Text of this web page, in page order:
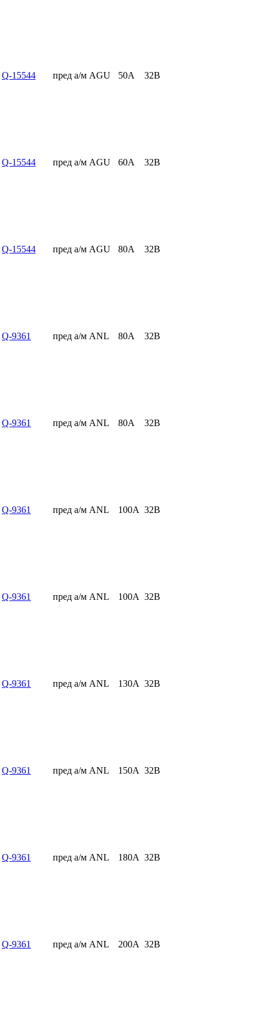
Q-15544 пред а/м AGU 50А 32В
Q-15544 пред а/м AGU 60А 32В
Q-15544 пред а/м AGU 80А 32В
Q-9361 пред а/м ANL 80А 32В
Q-9361 пред а/м ANL 80А 32В
Q-9361 пред а/м ANL 100А 32В
Q-9361 пред а/м ANL 100А 32В
Q-9361 пред а/м ANL 130А 32В
Q-9361 пред а/м ANL 150А 32В
Q-9361 пред а/м ANL 180А 32В
Q-9361 пред а/м ANL 200А 32В